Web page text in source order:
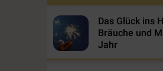
Das Glück ins
Bräuche und
Jahr